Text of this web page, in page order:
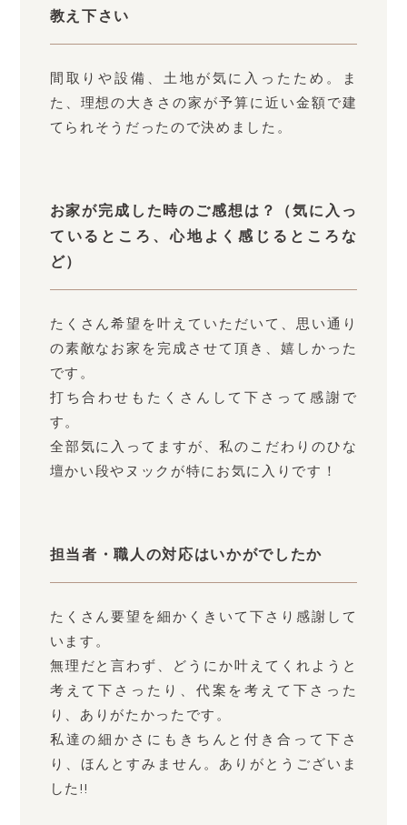
教え下さい
間取りや設備、土地が気に入ったため。ま
た、理想の大きさの家が予算に近い金額で建
てられそうだったので決めました。
お家が完成した時のご感想は？（気に入っ
ているところ、心地よく感じるところな
ど）
たくさん希望を叶えていただいて、思い通り
の素敵なお家を完成させて頂き、嬉しかった
です。
打ち合わせもたくさんして下さって感謝で
す。
全部気に入ってますが、私のこだわりのひな
壇かい段やヌックが特にお気に入りです！
担当者・職人の対応はいかがでしたか
たくさん要望を細かくきいて下さり感謝して
います。
無理だと言わず、どうにか叶えてくれようと
考えて下さったり、代案を考えて下さった
り、ありがたかったです。
私達の細かさにもきちんと付き合って下さ
り、ほんとすみません。ありがとうございま
した!!